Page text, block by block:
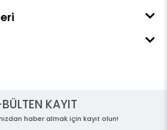
KAYIT
haber almak için kayıt olun!